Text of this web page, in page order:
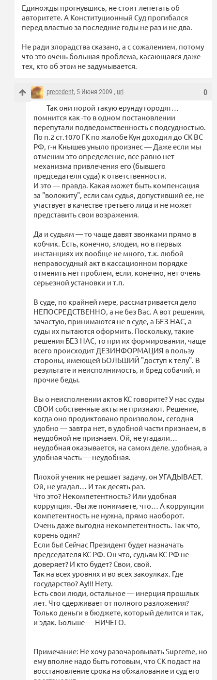
Единожды прогнувшись, не стоит лепетать об
авторитете. А Конституционный Суд прогибался
перед властью за последние годы не раз и не два.
Не ради злорадства сказано, а с сожалением, потому
что это очень большая проблема, касающаяся даже
тех, кто об этом не задумывается.
0
precedent, 5 Июня 2009 , url
Так они порой такую ерунду городят…
помнится как -то в одном постановлении
перепутали подведомственность с подсудностью.
По п.2 ст.1070 ГК по жалобе Кун доходил до СК ВС
РФ, г-н Кнышев уныло произнес — Даже если мы
отменим это определение, все равно нет
механизма привлечения его (бывшего
председателя суда) к ответственности.
И это — правда. Какая может быть компенсация
за "волокиту", если сам судья, допустивший ее, не
участвует в качестве третьего лица и не может
представить свои возражения.
Да и судьям — то чаще давят звонками прямо в
кобчик. Есть, конечно, злодеи, но в первых
инстанциях их вообще не много, т.к. любой
неправосудный акт в кассационном порядке
отменить нет проблем, если, конечно, нет очень
серьезной установки и т.п.
В суде, по крайней мере, рассматривается дело
НЕПОСРЕДСТВЕННО, а не без Вас. А вот решения,
зачастую, принимаются не в суде, а БЕЗ НАС, а
суды их пытаются оформить. Поскольку, такие
решения БЕЗ НАС, то при их формировании, чаще
всего происходит ДЕЗИНФОРМАЦИЯ в пользу
стороны, имеющей БОЛЬШИЙ "доступ к телу". В
результате и неисполнимость, и бред собачий, и
прочие беды.
Вы о неисполнении актов КС говорите? У нас суды
СВОИ собственные акты не признают. Решение,
когда оно продиктовано произволом, сегодня
удобно — завтра нет, в удобной части признаем, в
неудобной не признаем. Ой, не угадали…
неудобная оказывается, на самом деле. удобная, а
удобная часть — неудобная.
Плохой ученик не решает задачу, он УГАДЫВАЕТ.
Ой, не угадал… И так десять раз.
Что это? Некомпетентность? Или удобная
коррупция. -Вы же понимаете, что… А коррупции
компетентность не нужна, прямо наоборот.
Очень даже выгодна некомпетентность. Так что,
корень один?
Если бы! Сейчас Президент будет назначать
председателя КС РФ. Он что, судьям КС РФ не
доверяет? И кто будет? Свои, свой.
Так на всех уровнях и во всех закоулках. Где
государство? Ау!!! Нету.
Есть свои люди, остальное — инерция прошлых
лет. Что сдерживает от полного разложения?
Только деньги в бюджете, который делится и так,
и эдак. Больше — НИЧЕГО.
Примечание: Не хочу разочаровывать Supreme, но
ему вполне надо быть готовым, что СК подаст на
восстановление срока на обжалование и суд его